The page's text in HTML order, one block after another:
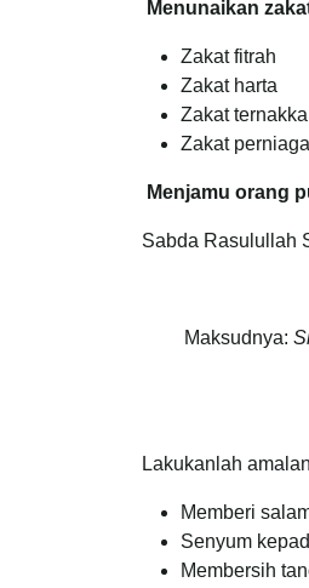
Menunaikan
Zakat fitrah
Zakat harta
Zakat
Zakat
Menjamu orang
Sabda Rasulullah
Maksudnya:
Lakukanlah
Memberi
Senyum
Membersih